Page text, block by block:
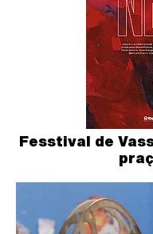
Fesstival de